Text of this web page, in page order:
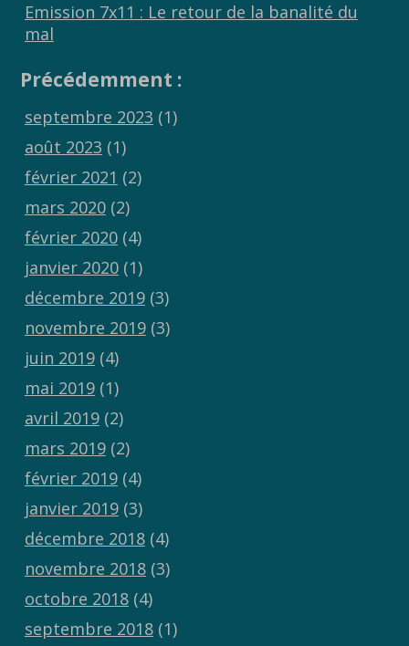
Emission 7x11 : Le retour de la banalité du
mal
Précédemment :
septembre 2023 (1)
août 2023 (1)
février 2021 (2)
mars 2020(2)
février 2020(4)
janvier 2020(1)
décembre 2019(3)
novembre 2019(3)
juin 2019(4)
mai 2019(1)
avril 2019(2)
mars 2019(2)
février 2019(4)
janvier 2019(3)
décembre 2018(4)
novembre 2018(3)
octobre 2018(4)
septembre 2018(1)